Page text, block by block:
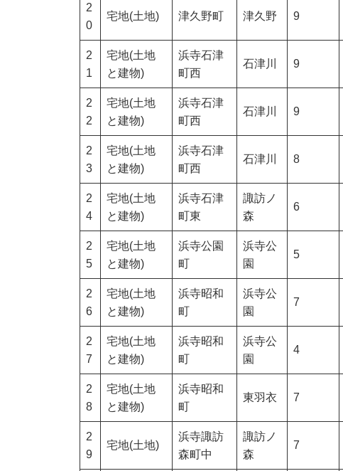
2
0
宅地(土地) 津久野町 津久野 9
2
1
宅地(土地
と建物)
浜寺石津
町西
石津川 9
2
2
宅地(土地
と建物)
浜寺石津
町西
石津川 9
2
3
宅地(土地
と建物)
浜寺石津
町西
石津川 8
2
4
宅地(土地
と建物)
浜寺石津
町東
諏訪ノ
森
6
2
5
宅地(土地
と建物)
浜寺公園
町
浜寺公
園
5
2
6
宅地(土地
と建物)
浜寺昭和
町
浜寺公
園
7
2
7
宅地(土地
と建物)
浜寺昭和
町
浜寺公
園
4
2
8
宅地(土地
と建物)
浜寺昭和
町
東羽衣 7
2
9
宅地(土地)
浜寺諏訪
森町中
諏訪ノ
森
7